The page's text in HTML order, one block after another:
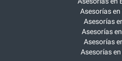
Asesorías en
Asesorías
Asesorías
Asesorías
Asesorías